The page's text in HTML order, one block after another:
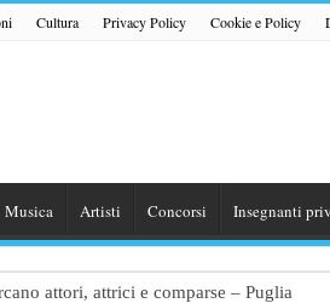
Cultura Privacy Policy Cookie e Policy
Musica Artisti Concorsi Insegnanti
attori, attrici e comparse – Puglia